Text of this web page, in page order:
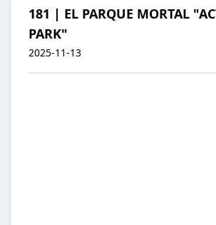
181 | EL PARQUE MORTAL
PARK"
2025-11-13